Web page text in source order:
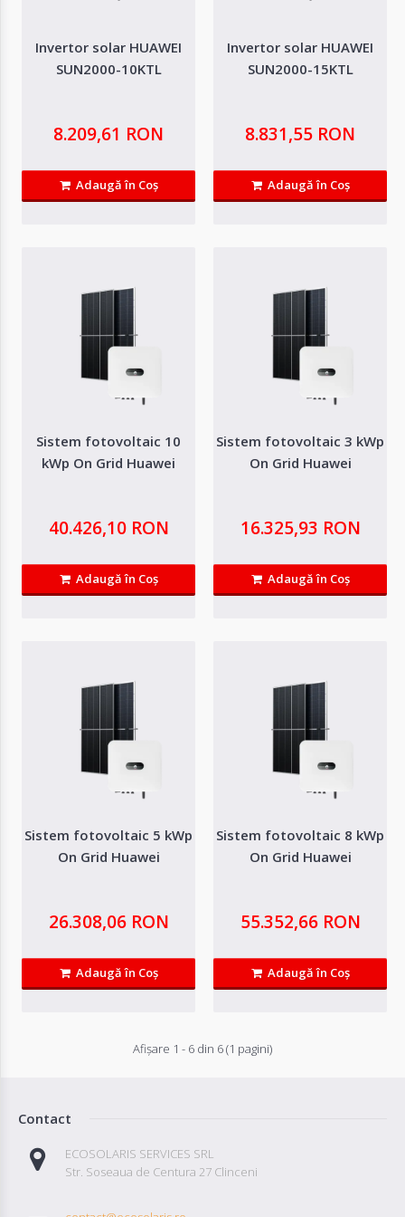
Configurator
lucru: 140V - 980VTensiunea de..
Invertor solar HUAWEI SUN2000-15KTL
8.831,55 RON
Invertor solar HUAWEI
SUN2000-10KTL
8.209,61 RON
Adaugă în Coş
Invertor solar HUAWEI
SUN2000-15KTL
8.831,55 RON
Adaugă în Coş
Sistem fotovoltaic 10
kWp On Grid Huawei
40.426,10 RON
Adaugă în Coş
Sistem fotovoltaic 3 kWp
On Grid Huawei
16.325,93 RON
Adaugă în Coş
Sistem fotovoltaic 5 kWp
On Grid Huawei
26.308,06 RON
Adaugă în Coş
Sistem fotovoltaic 8 kWp
On Grid Huawei
55.352,66 RON
Adaugă în Coş
Afişare 1 - 6 din 6 (1 pagini)
Contact
ECOSOLARIS SERVICES SRL
Str. Soseaua de Centura 27 Clinceni